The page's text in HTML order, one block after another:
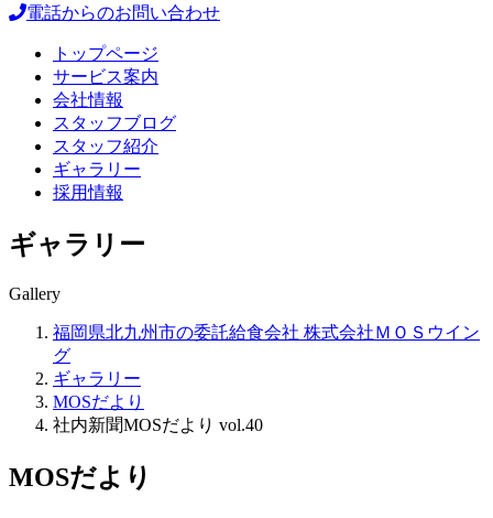
電話からのお問い合わせ
トップページ
サービス案内
会社情報
スタッフブログ
スタッフ紹介
ギャラリー
採用情報
ギャラリー
Gallery
福岡県北九州市の委託給食会社 株式会社ＭＯＳウイン
グ
ギャラリー
MOSだより
社内新聞MOSだより vol.40
MOSだより